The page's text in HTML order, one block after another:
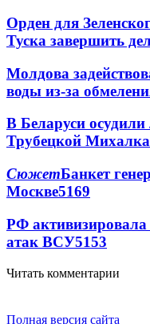
Орден для
Туска завершить
Молдова
воды из-за
В Беларуси
Трубецкой Михалка
СюжетБанкет
Москве5169
РФ
атак ВСУ5153
Читать комментарии
Полная версия сайта